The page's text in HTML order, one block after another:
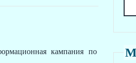
кампания по